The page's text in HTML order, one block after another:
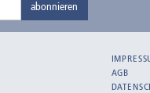
abonnieren
AGB